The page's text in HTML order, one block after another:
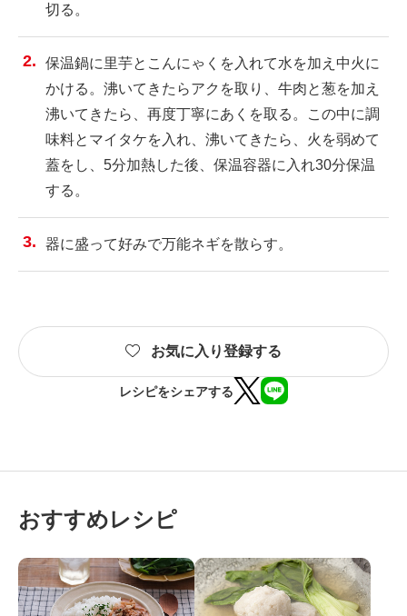
切る。
保温鍋に里芋とこんにゃくを入れて水を加え中火に
かける。沸いてきたらアクを取り、牛肉と葱を加え
沸いてきたら、再度丁寧にあくを取る。この中に調
味料とマイタケを入れ、沸いてきたら、火を弱めて
蓋をし、5分加熱した後、保温容器に入れ30分保温
する。
器に盛って好みで万能ネギを散らす。
お気に入り登録する
レシピをシェアする
おすすめレシピ